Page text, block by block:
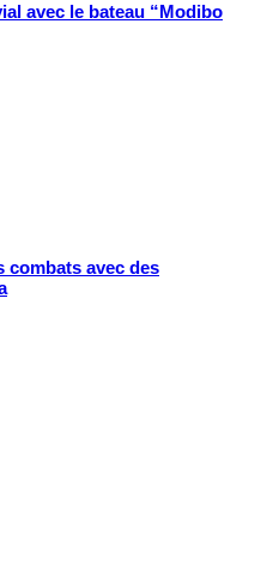
avec le bateau “Modibo
combats avec des